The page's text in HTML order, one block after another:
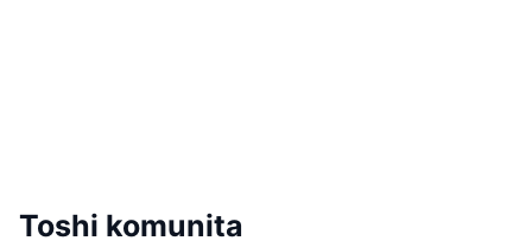
Toshi komunita